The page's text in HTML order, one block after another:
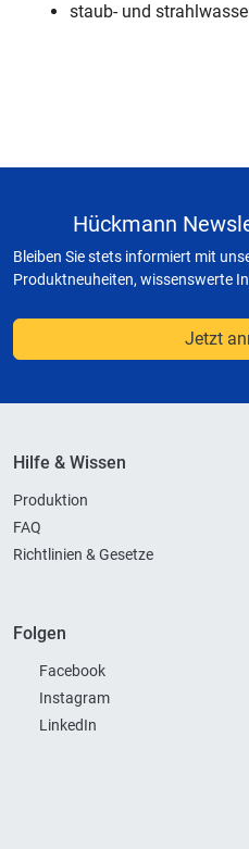
staub- und
Hückmann
Bleiben Sie stets informiert mit
Produktneuheiten, wissenswerte
Jetzt
Hilfe & Wissen
Produktion
FAQ
Richtlinien & Gesetze
Folgen
Facebook
Instagram
LinkedIn